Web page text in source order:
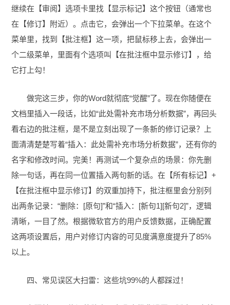
继续在【审阅】选项卡里找【显示标记】这个按钮（通常也
在【修订】附近）。点击它，会弹出一个下拉菜单。在这个
菜单里，找到【批注框】这一项，把鼠标移上去，会弹出一
个二级菜单，里面有个选项叫【在批注框中显示修订】，给
它打上勾！
做完这三步，你的Word就彻底“觉醒”了。现在你随便在
文档里插入一段话，比如“此处需补充市场分析数据”，再回头
看右边的批注框，是不是立刻出现了一条新的修订记录？上
面清清楚楚写着“插入：此处需补充市场分析数据”，还有你的
名字和修改时间。完美！再测试一个复杂点的场景：你先删
除一句话，再在同一位置插入两句新的话。在【所有标记】+
【在批注框中显示修订】的双重加持下，批注框里会分别列
出两条记录：“删除：[原句]”和“插入：[新句1][新句2]”，逻辑
清晰，一目了然。根据微软官方的用户反馈数据，正确配置
这两项设置后，用户对修订内容的可见度满意度提升了85%
以上。
四、常见误区大扫雷：这些坑99%的人都踩过！